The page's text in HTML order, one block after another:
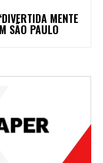
MENTE
SÃO PAULO